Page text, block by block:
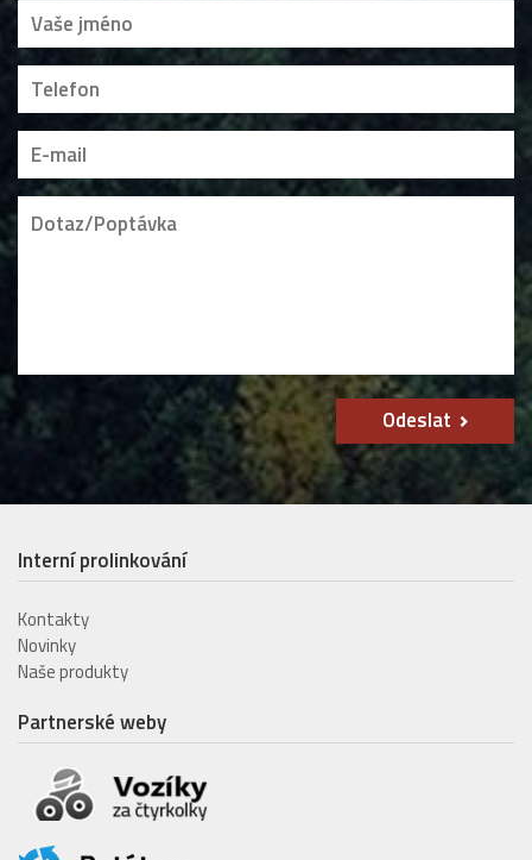
Odeslat
Interní prolinkování
Kontakty
Novinky
Naše produkty
Partnerské weby